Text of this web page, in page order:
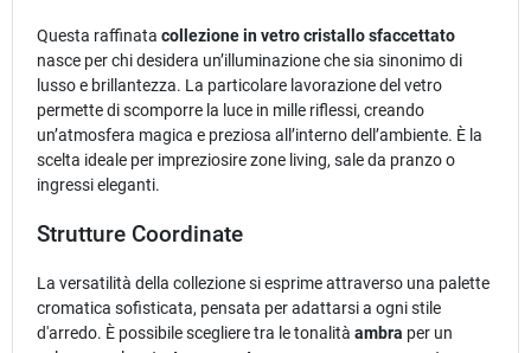
Questa raffinata collezione in vetro cristallo sfaccettato
nasce per chi desidera un’illuminazione che sia sinonimo di
lusso e brillantezza. La particolare lavorazione del vetro
permette di scomporre la luce in mille riflessi, creando
un’atmosfera magica e preziosa all’interno dell’ambiente. È la
scelta ideale per impreziosire zone living, sale da pranzo o
ingressi eleganti.
Strutture Coordinate
La versatilità della collezione si esprime attraverso una palette
cromatica sofisticata, pensata per adattarsi a ogni stile
d'arredo. È possibile scegliere tra le tonalità ambra per un